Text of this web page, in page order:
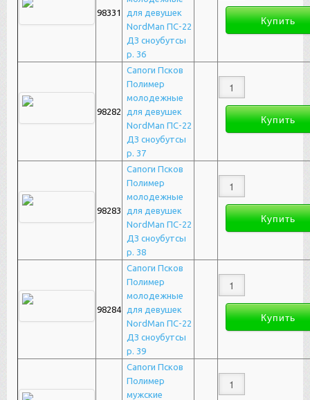
98331
для девушек
NordMan ПС-22
ДЗ сноубутсы
р. 36
98282
Сапоги Псков
Полимер
молодежные
для девушек
NordMan ПС-22
ДЗ сноубутсы
р. 37
98283
Сапоги Псков
Полимер
молодежные
для девушек
NordMan ПС-22
ДЗ сноубутсы
р. 38
98284
Сапоги Псков
Полимер
молодежные
для девушек
NordMan ПС-22
ДЗ сноубутсы
р. 39
Сапоги Псков
Полимер
мужские